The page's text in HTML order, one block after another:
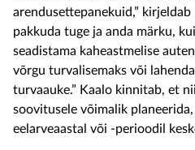
arendusettepanekuid,” kirjeldab
pakkuda tuge ja anda märku,
seadistama kaheastmelise
võrgu turvalisemaks või
turvaauke.” Kaalo kinnitab, et
soovitusele võimalik planeerida,
eelarveaastal või -perioodil